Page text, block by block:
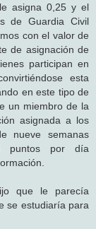
asigna 0,25 y el
de Guardia Civil
con el valor de
de asignación de
participan en
esta
en este tipo de
un miembro de la
asignada a los
nueve semanas
puntos por día
que le parecía
se estudiaría para